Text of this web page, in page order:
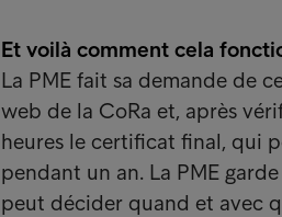
Et voilà comment cela
La PME fait sa demande de
web de la CoRa et, après
heures le certificat final, qui
pendant un an. La PME
peut décider quand et avec